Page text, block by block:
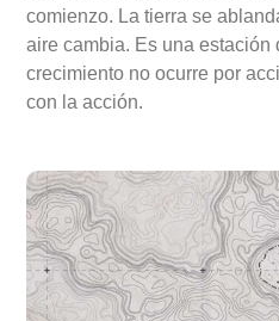
comienzo. La tierra se
aire cambia. Es una estación
crecimiento no ocurre por
con la acción.